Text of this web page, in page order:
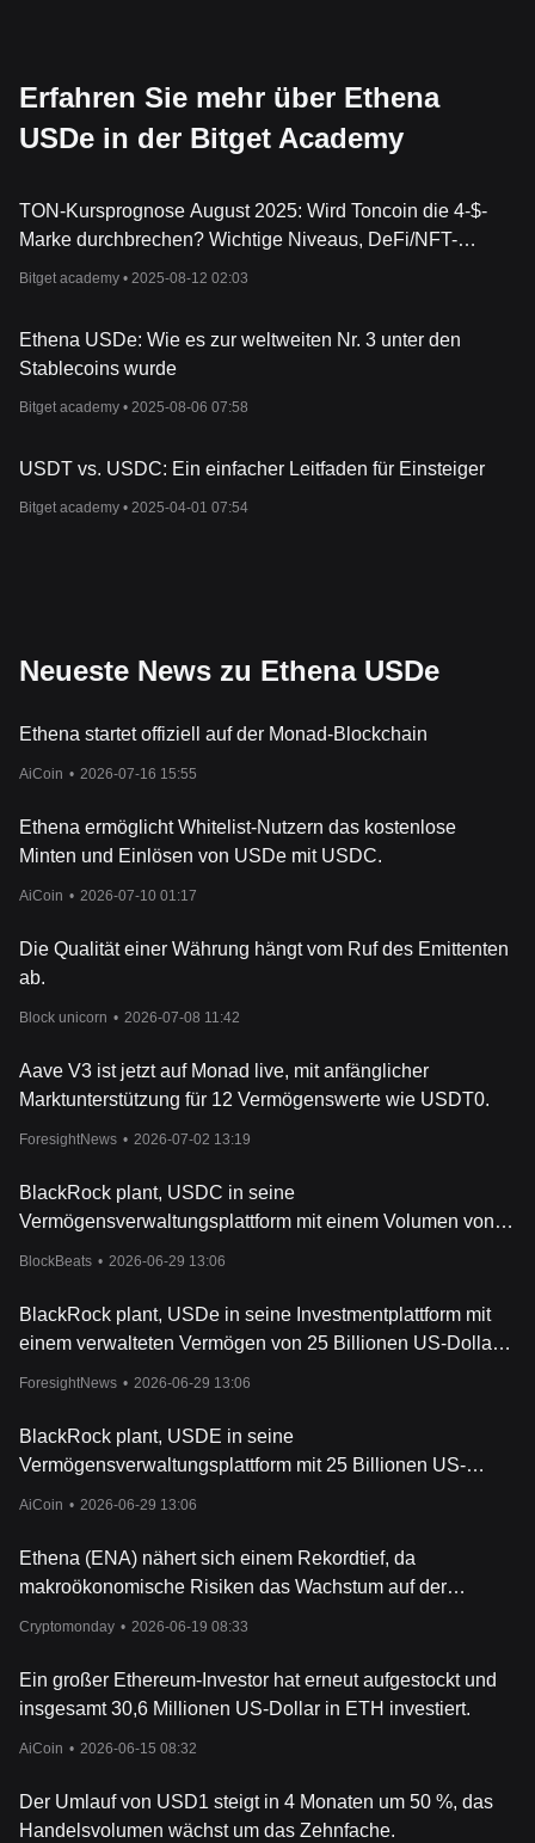
Erfahren Sie mehr über Ethena
USDe in der Bitget Academy
TON-Kursprognose August 2025: Wird Toncoin die 4-$-
Marke durchbrechen? Wichtige Niveaus, DeFi/NFT-
Katalysatoren und Risiken
Bitget academy • 2025-08-12 02:03
Ethena USDe: Wie es zur weltweiten Nr. 3 unter den
Stablecoins wurde
Bitget academy • 2025-08-06 07:58
USDT vs. USDC: Ein einfacher Leitfaden für Einsteiger
Bitget academy • 2025-04-01 07:54
Neueste News zu Ethena USDe
Ethena startet offiziell auf der Monad-Blockchain
AiCoin • 2026-07-16 15:55
Ethena ermöglicht Whitelist-Nutzern das kostenlose
Minten und Einlösen von USDe mit USDC.
AiCoin • 2026-07-10 01:17
Die Qualität einer Währung hängt vom Ruf des Emittenten
ab.
Block unicorn • 2026-07-08 11:42
Aave V3 ist jetzt auf Monad live, mit anfänglicher
Marktunterstützung für 12 Vermögenswerte wie USDT0.
ForesightNews • 2026-07-02 13:19
BlackRock plant, USDC in seine
Vermögensverwaltungsplattform mit einem Volumen von
BlockBeats • 2026-06-29 13:06
BlackRock plant, USDe in seine Investmentplattform mit
einem verwalteten Vermögen von 25 Billionen US-Dollar
ForesightNews • 2026-06-29 13:06
BlackRock plant, USDE in seine
Vermögensverwaltungsplattform mit 25 Billionen US-
AiCoin • 2026-06-29 13:06
Ethena (ENA) nähert sich einem Rekordtief, da
makroökonomische Risiken das Wachstum auf der
Cryptomonday • 2026-06-19 08:33
Ein großer Ethereum-Investor hat erneut aufgestockt und
insgesamt 30,6 Millionen US-Dollar in ETH investiert.
AiCoin • 2026-06-15 08:32
Der Umlauf von USD1 steigt in 4 Monaten um 50 %, das
Handelsvolumen wächst um das Zehnfache.